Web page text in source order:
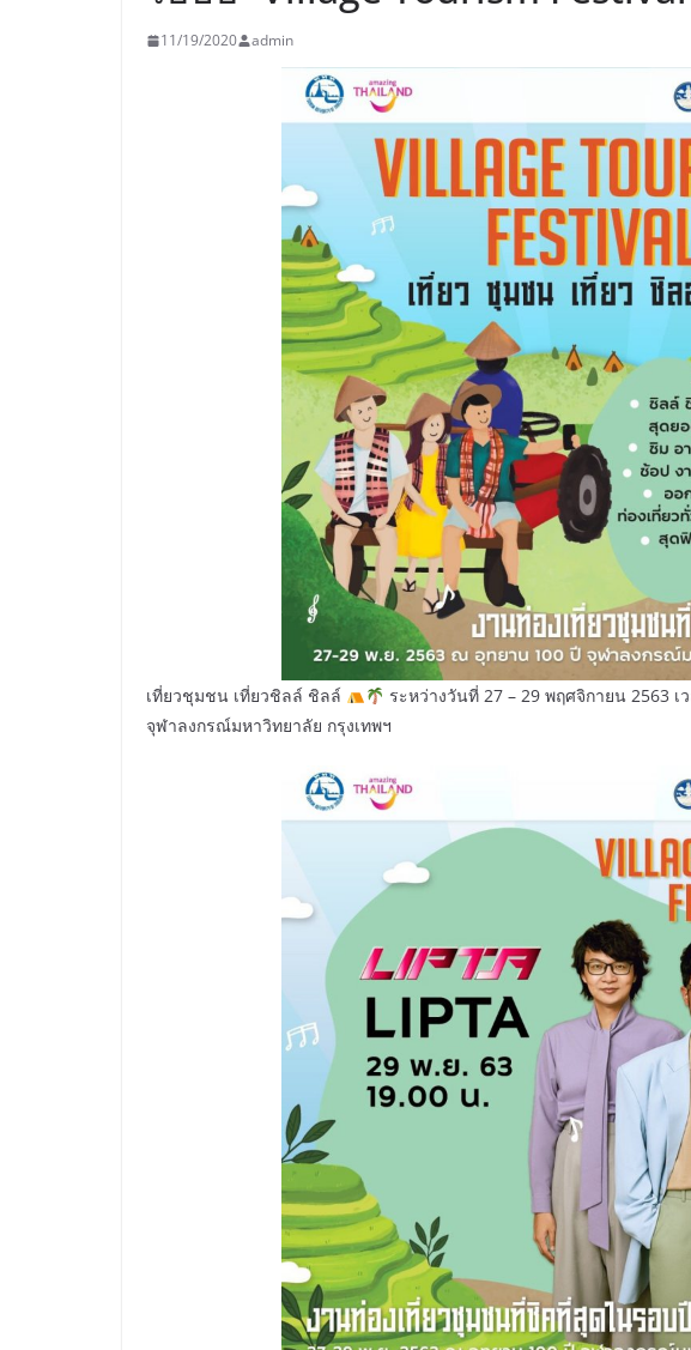
11/19/2020 admin
เที่ยวชุมชน เที่ยวชิลล์ ชิลล์
ระหว่างวันที่ 27 – 29 พฤศจิกายน 2563
จุฬาลงกรณ์มหาวิทยาลัย กรุงเทพฯ